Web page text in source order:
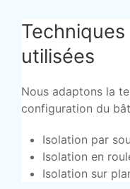
Techniques
utilisées
Nous adaptons la
configuration du
Isolation par
Isolation en
Isolation sur